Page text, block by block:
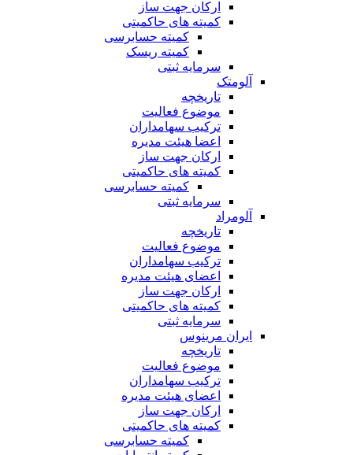
ارکان جهت ساز
کمیته های حاکمیتی
کمیته حسابرسی
کمیته ریسک
سرمایه ثبتی
آلومتک
تاریخچه
موضوع فعالیت
ترکیب سهامداران
اعضا هیئت مدیره
ارکان جهت ساز
کمیته های حاکمیتی
کمیته حسابرسی
سرمایه ثبتی
آلومراد
تاریخچه
موضوع فعالیت
ترکیب سهامداران
اعضای هیئت مدیره
ارکان جهت ساز
کمیته های حاکمیتی
سرمایه ثبتی
ایران مرینوس
تاریخچه
موضوع فعالیت
ترکیب سهامداران
اعضای هیئت مدیره
ارکان جهت ساز
کمیته های حاکمیتی
کمیته حسابرسی